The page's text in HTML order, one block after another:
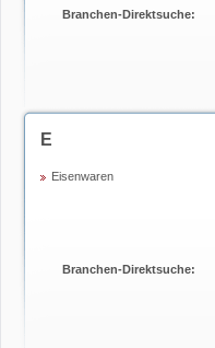
Branchen-Direktsuche:
E
Eisenwaren
Branchen-Direktsuche: